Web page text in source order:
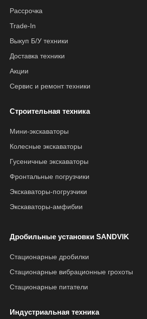
Рассрочка
Trade-In
Выкуп Б/У техники
Доставка техники
Акции
Сервис и ремонт техники
Строительная техника
Мини-экскаваторы
Колесные экскаваторы
Гусеничные экскаваторы
Фронтальные погрузчики
Экскаваторы-погрузчики
Экскаваторы-амфибии
Дробильные установки SANDVIK
Стационарные дробилки
Стационарные вибрационные грохоты
Стационарные питатели
Индустриальная техника